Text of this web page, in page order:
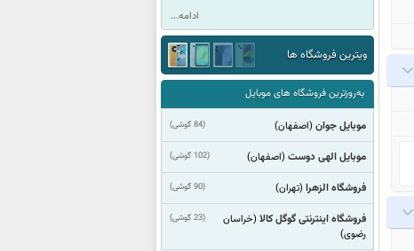
ادامه...
ویترین فروشگاه ها
به‌روزترین فروشگاه های موبایل
(84 گوشی) موبایل جوان (اصفهان)
(102 گوشی) موبایل الهی دوست (اصفهان)
(90 گوشی) فروشگاه الزهرا (تهران)
(23 گوشی) فروشگاه اینترنتی گوگل کالا (خراسان
رضوی)